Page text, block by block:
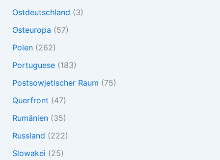
Ostdeutschland (3)
Osteuropa (57)
Polen(262)
Portuguese(183)
Postsowjetischer Raum (75)
Querfront (47)
Rumänien(35)
Russland (222)
Slowakei (25)